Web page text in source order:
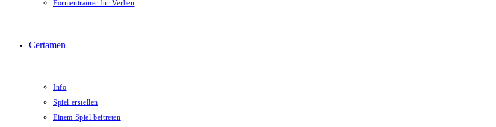
Formentrainer für Verben
Certamen
Info
Spiel erstellen
Einem Spiel beitreten